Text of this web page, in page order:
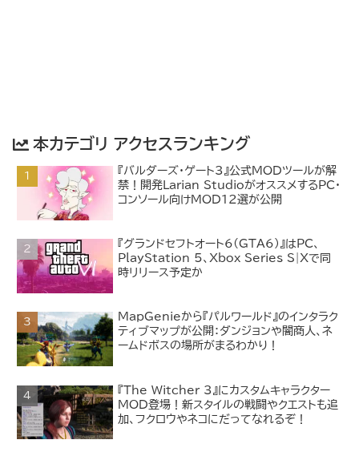
本カテゴリ アクセスランキング
『バルダーズ・ゲート3』公式MODツールが解
禁！開発Larian StudioがオススメするPC・
コンソール向けMOD12選が公開
『グランドセフトオート6(GTA6)』はPC、
PlayStation 5、Xbox Series S|Xで同
時リリース予定か
MapGenieから『パルワールド』のインタラク
ティブマップが公開：ダンジョンや闇商人、ネ
ームドボスの場所がまるわかり！
『The Witcher 3』にカスタムキャラクター
MOD登場！新スタイルの戦闘やクエストも追
加、フクロウやネコにだってなれるぞ！